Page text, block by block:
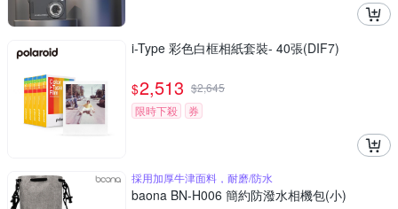
i-Type 彩色白框相紙套裝- 40張(DIF7)
$2,513 $2,645
限時下殺
券
採用加厚牛津面料，耐磨/防水
baona BN-H006 簡約防潑水相機包(小)